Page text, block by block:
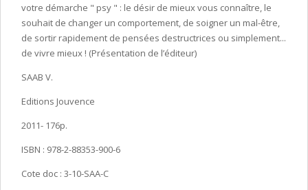
votre démarche " psy " : le désir de mieux vous connaître, le
souhait de changer un comportement, de soigner un mal-être,
de sortir rapidement de pensées destructrices ou simplement...
de vivre mieux ! (Présentation de l’éditeur)
SAAB V.
Editions Jouvence
2011- 176p.
ISBN : 978-2-88353-900-6
Cote doc : 3-10-SAA-C